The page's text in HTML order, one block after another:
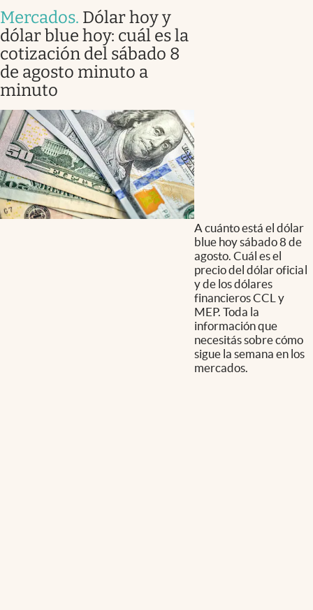
Mercados. Dólar hoy y
dólar blue hoy: cuál es la
cotización del sábado 8
de agosto minuto a
minuto
A cuánto está el dólar
blue hoy sábado 8 de
agosto. Cuál es el
precio del dólar oficial
y de los dólares
financieros CCL y
MEP. Toda la
información que
necesitás sobre cómo
sigue la semana en los
mercados.